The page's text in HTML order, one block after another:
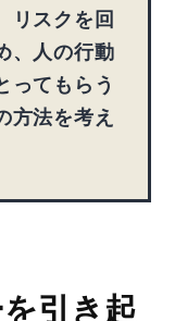
リスクを回
、人の行動
ってもらう
方法を考え
引き起